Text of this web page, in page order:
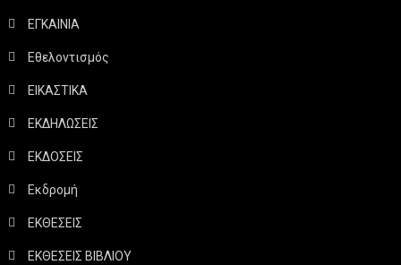
ΕΓΚΑΙΝΙΑ
Εθελοντισμός
ΕΙΚΑΣΤΙΚΑ
ΕΚΔΗΛΩΣΕΙΣ
ΕΚΔΟΣΕΙΣ
Εκδρομή
ΕΚΘΕΣΕΙΣ
ΕΚΘΕΣΕΙΣ ΒΙΒΛΙΟΥ